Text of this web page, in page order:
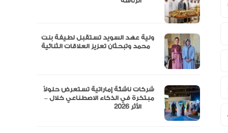
ولية عهد السويد تستقبل لطيفة بنت
شركات ناشئة إماراتية تستعرض حلولاً
مبتكرة في الذكاء الاصطناعي خلال –